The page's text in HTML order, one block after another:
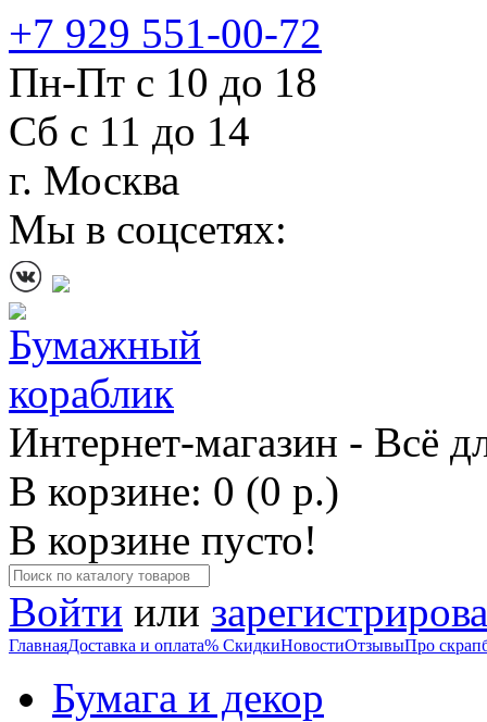
+7 929 551-00-72
Пн-Пт с 10 до 18
Сб с 11 до 14
г. Москва
Мы в соцсетях:
Интернет-магазин - Всё
В корзине: 0 (0 р.)
В корзине пусто!
Войти или
ГлавнаяДоставка и оплата% СкидкиНовостиОтзывыПро
Бумага и декор